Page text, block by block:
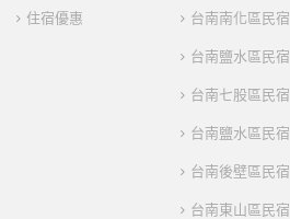
住宿優惠 台南南化區民宿
台南鹽水區民宿
台南七股區民宿
台南鹽水區民宿
台南後壁區民宿
台南東山區民宿